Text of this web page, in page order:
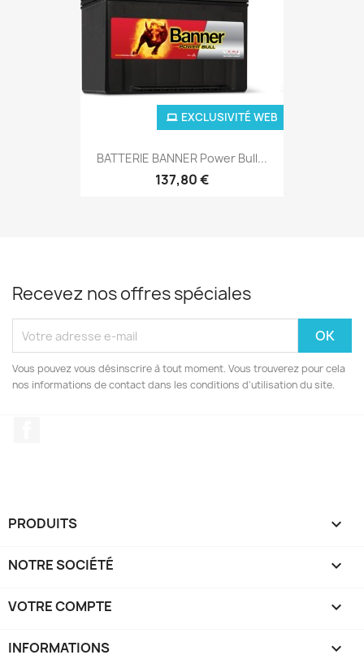
BATTERIE BANNER Power Bull...
137,80 €
EXCLUSIVITÉ WEB
Recevez nos offres spéciales
Vous pouvez vous désinscrire à tout moment. Vous trouverez pour cela
nos informations de contact dans les conditions d'utilisation du site.
PRODUITS 
NOTRE SOCIÉTÉ 
VOTRE COMPTE 
INFORMATIONS keyboard_arrow_down